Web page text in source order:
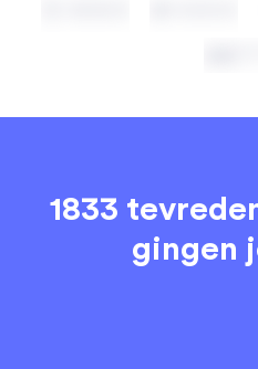
1833
gingen